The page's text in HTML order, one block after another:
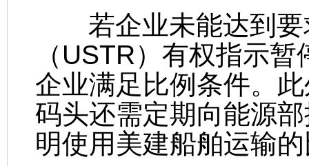
若企业未能达到要
（USTR）有权指示
企业满足比例条件。
码头还需定期向能源
明使用美建船舶运输